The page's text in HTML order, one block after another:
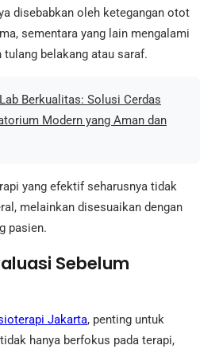
disebabkan oleh ketegangan otot
sementara yang lain mengalami
tulang belakang atau saraf.
Berkualitas: Solusi Cerdas
Modern yang Aman dan
yang efektif seharusnya tidak
melainkan disesuaikan dengan
pasien.
Sebelum
Jakarta, penting untuk
hanya berfokus pada terapi,